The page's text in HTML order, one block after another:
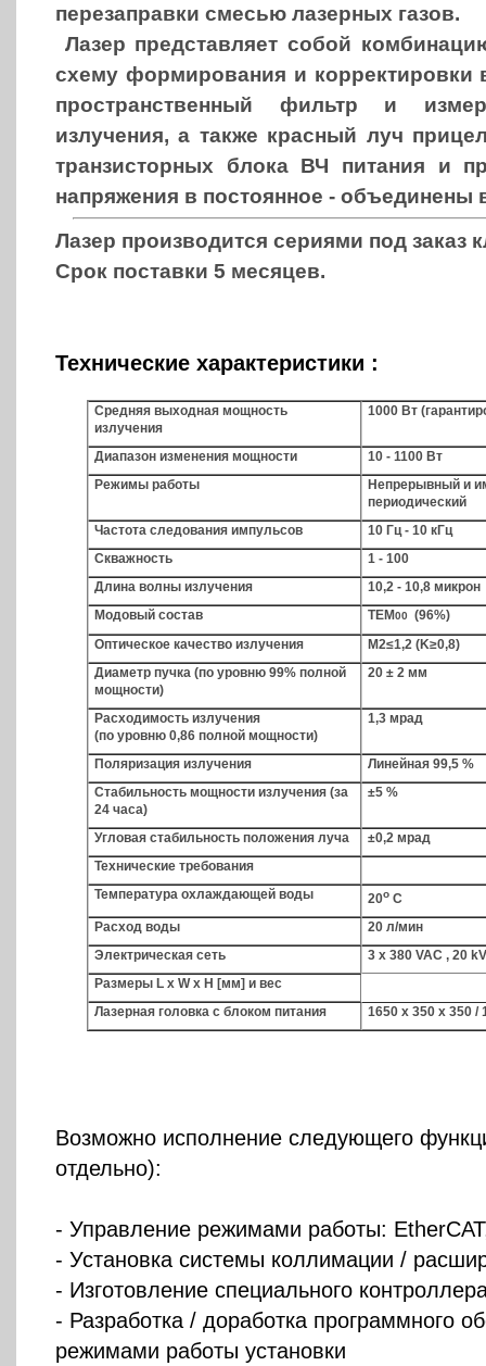
перезаправки смесью лазерных газов.
Лазер представляет собой
схему формирования и корректировки
пространственный фильтр и
излучения, а также красный луч
транзисторных блока ВЧ питания и
напряжения в постоянное -
Лазер производится сериями под заказ
Срок поставки 5 месяцев.
Технические характеристики :
Средняя выходная мощность
излучения
1000 Вт
Диапазон изменения мощности
10 - 1100 Вт
Режимы работы
Непрерывный и
периодический
Частота следования импульсов
10 Гц - 10 кГц
Скважность
1 - 100
Длина волны излучения
10,2 - 10,8 микрон
Модовый состав
TEM00
(96%)
Оптическое качество излучения
M2≤1,2 (K≥0,8)
Диаметр пучка (по уровню 99% полной
мощности)
20 ± 2 мм
Расходимость излучения
(по уровню 0,86 полной мощности)
1,3 мрад
Поляризация излучения
Линейная 99,5 %
Стабильность мощности излучения (за
24 часа)
±5 %
Угловая стабильность положения луча
±0,2 мрад
Технические требования
Температура охлаждающей воды
20o C
Расход воды
20 л/мин
Электрическая сеть
3 х 380 VAC , 20
Размеры L х W х H [мм] и вес
Лазерная головка с блоком питания
1650 х 350 х 350 /
Возможно исполнение следующего
отдельно):
- Управление режимами работы:
- Установка системы коллимации /
- Изготовление специального
- Разработка / доработка программного
режимами работы установки